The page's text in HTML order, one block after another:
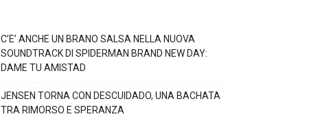
C’E’ ANCHE UN BRANO SALSA NELLA NUOVA
SOUNDTRACK DI SPIDERMAN BRAND NEW DAY:
DAME TU AMISTAD
JENSEN TORNA CON DESCUIDADO, UNA BACHATA
TRA RIMORSO E SPERANZA